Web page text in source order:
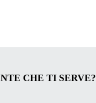
CHE TI SERVE?